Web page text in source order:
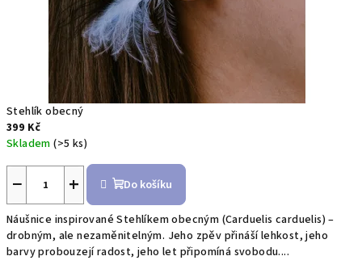
Stehlík obecný
399 Kč
Skladem(>5 ks)
+
− Do košíku
Náušnice inspirované Stehlíkem obecným (Carduelis carduelis) –
drobným, ale nezaměnitelným. Jeho zpěv přináší lehkost, jeho
barvy probouzejí radost, jeho let připomíná svobodu....